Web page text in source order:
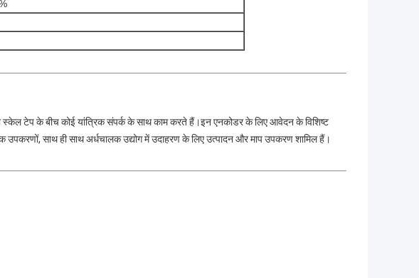
टेप के बीच कोई यांत्रिक संपर्क के साथ काम करते हैं।इन एनकोडर के लिए आवेदन के विशिष्ट
उपकरणों, साथ ही साथ अर्धचालक उद्योग में उदाहरण के लिए उत्पादन और माप उपकरण शामिल हैं।